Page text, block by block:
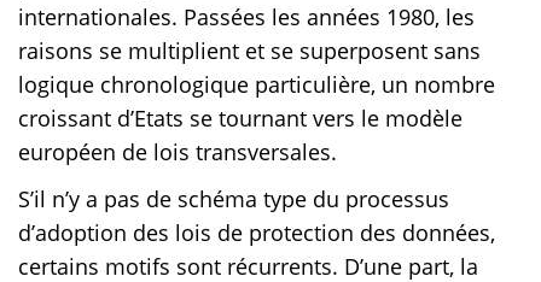
internationales. Passées les années 1980, les
raisons se multiplient et se superposent sans
logique chronologique particulière, un nombre
croissant d’Etats se tournant vers le modèle
européen de lois transversales.
S’il n’y a pas de schéma type du processus
d’adoption des lois de protection des données,
certains motifs sont récurrents. D’une part, la